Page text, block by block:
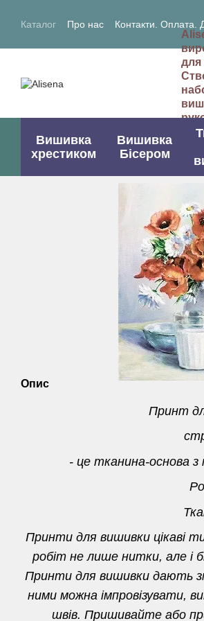
Каталог
Про нас Контакти. Оплата.
для
Вишивка
хрестиком
Вишивка
Бісером
Опис
Принт
- це тканина-основа
Принти для вишивки цікаві
робіт не лише нитки, але і
Принти для вишивки дають
ними можна імпровізувати,
швів. Пришивайте або